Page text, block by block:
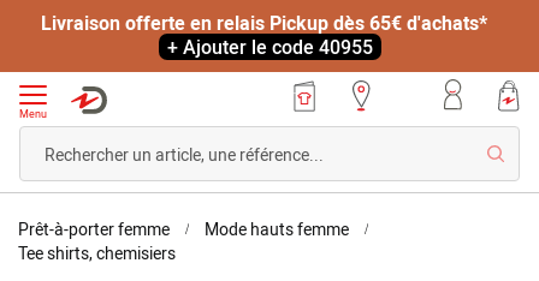
Livraison offerte en relais Pickup dès 65€ d'achats*
+ Ajouter le code 40955
Menu
Accueil
Prêt-à-porter femme
Mode hauts femme
Tee shirts, chemisiersT-